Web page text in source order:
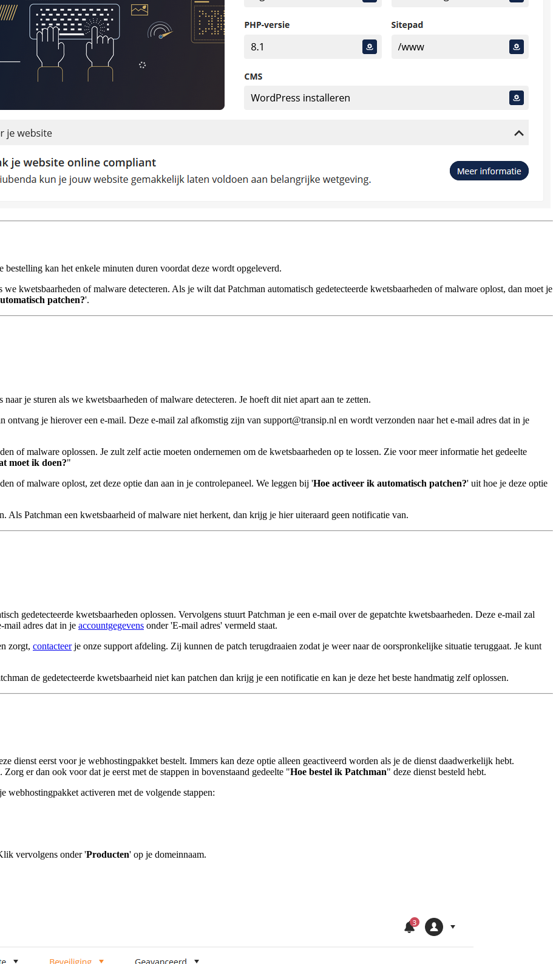
kan het enkele minuten duren voordat deze wordt opgeleverd.
kwetsbaarheden of malware detecteren. Als je wilt dat Patchman automatisch gedetecteerde kwetsbaarheden of malware oplost, dan moet je
patchen?'.
je sturen als we kwetsbaarheden of malware detecteren. Je hoeft dit niet apart aan te zetten.
ontvang je hierover een e-mail. Deze e-mail zal afkomstig zijn van support@transip.nl en wordt verzonden naar het e-mail adres dat in je
of malware oplossen. Je zult zelf actie moeten ondernemen om de kwetsbaarheden op te lossen. Zie voor meer informatie het gedeelte
moet ik doen?"
of malware oplost, zet deze optie dan aan in je controlepaneel. We leggen bij 'Hoe activeer ik automatisch patchen?' uit hoe je deze optie
Als Patchman een kwetsbaarheid of malware niet herkent, dan krijg je hier uiteraard geen notificatie van.
gedetecteerde kwetsbaarheden oplossen. Vervolgens stuurt Patchman je een e-mail over de gepatchte kwetsbaarheden. Deze e-mail zal
mail adres dat in je accountgegevens onder 'E-mail adres' vermeld staat.
zorgt, contacteerje onze support afdeling. Zij kunnen de patch terugdraaien zodat je weer naar de oorspronkelijke situatie teruggaat. Je kunt
de gedetecteerde kwetsbaarheid niet kan patchen dan krijg je een notificatie en kan je deze het beste handmatig zelf oplossen.
dienst eerst voor je webhostingpakket bestelt. Immers kan deze optie alleen geactiveerd worden als je de dienst daadwerkelijk hebt.
er dan ook voor dat je eerst met de stappen in bovenstaand gedeelte "Hoe bestel ik Patchman" deze dienst besteld hebt.
webhostingpakket activeren met de volgende stappen:
vervolgens onder 'Producten' op je domeinnaam.